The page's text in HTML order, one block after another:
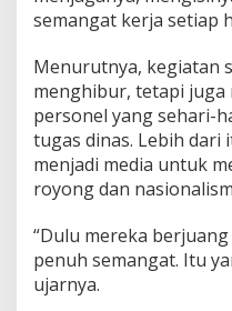
semangat kerja setiap
Menurutnya, kegiatan
menghibur, tetapi juga
personel yang sehari-
tugas dinas. Lebih dari
menjadi media untuk
royong dan
“Dulu mereka
penuh semangat. Itu
ujarnya.